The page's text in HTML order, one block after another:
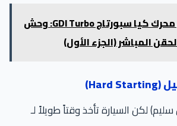
أعطال محرك كيا سبورتاج GDI Turbo: وحش
لكن السيارة تأخذ وقتاً طويلاً لـ